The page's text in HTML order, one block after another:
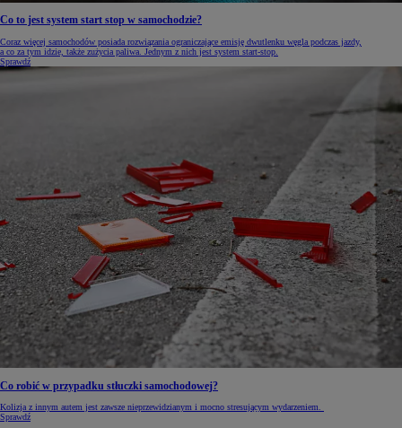
Co to jest system start stop w samochodzie?
Coraz więcej samochodów posiada rozwiązania ograniczające emisję dwutlenku węgla podczas jazdy,
a co za tym idzie, także zużycia paliwa. Jednym z nich jest system start-stop.
Sprawdź
Co robić w przypadku stłuczki samochodowej?
Kolizja z innym autem jest zawsze nieprzewidzianym i mocno stresującym wydarzeniem.
Sprawdź